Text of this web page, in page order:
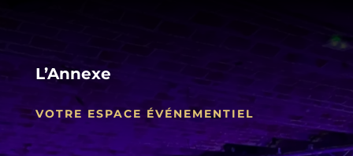
L’Annexe
VOTRE ESPACE ÉVÉNEMENTIEL